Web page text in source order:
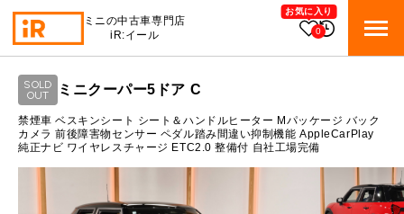
ミニの中古車専門店
iR:イール
お気に入り
0
BMW MINI BMWミニ 在庫検索
ROVER MINI ローバーミニ 在庫検索
TRADE 買取
月々支払額
総支払額 423 万円
SOLD
OUT
ミニクーパー5ドア C
禁煙車 ベスキンシート シート＆ハンドルヒーター Mパッケージ バック
カメラ 前後障害物センサー ペダル踏み間違い抑制機能 AppleCarPlay
純正ナビ ワイヤレスチャージ ETC2.0 整備付 自社工場完備